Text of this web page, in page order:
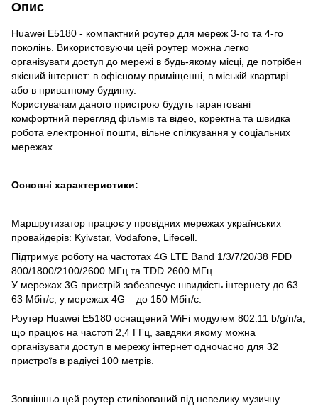
Опис
Huawei E5180 - компактний роутер для мереж 3-го та 4-го
поколінь. Використовуючи цей роутер можна легко
організувати доступ до мережі в будь-якому місці, де потрібен
якісний інтернет: в офісному приміщенні, в міській квартирі
або в приватному будинку.
Користувачам даного пристрою будуть гарантовані
комфортний перегляд фільмів та відео, коректна та швидка
робота електронної пошти, вільне спілкування у соціальних
мережах.
Основні характеристики:
Маршрутизатор працює у провідних мережах українських
провайдерів: Kyivstar, Vodafone, Lifecell.
Підтримує роботу на частотах 4G LTE Band 1/3/7/20/38 FDD
800/1800/2100/2600 МГц та TDD 2600 МГц.
У мережах 3G пристрій забезпечує швидкість інтернету до 63
63 Мбіт/с, у мережах 4G – до 150 Мбіт/с.
Роутер Huawei E5180 оснащений WiFi модулем 802.11 b/g/n/a,
що працює на частоті 2,4 ГГц, завдяки якому можна
організувати доступ в мережу інтернет одночасно для 32
пристроїв в радіусі 100 метрів.
Зовнішньо цей роутер стилізований під невелику музичну